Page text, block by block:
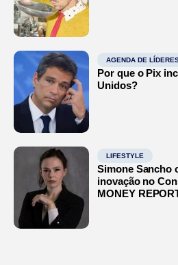
AGENDA DE
Por que o Pix
Unidos?
LIFESTYLE
Simone Sancho
inovação no
MONEY